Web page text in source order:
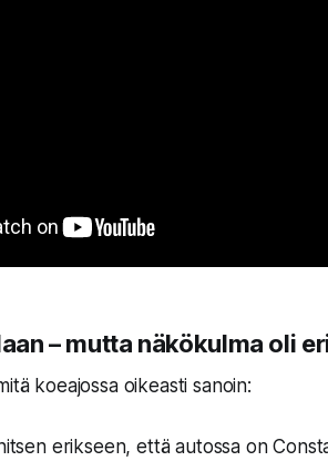
– mutta näkökulma oli
koeajossa oikeasti sanoin:
erikseen, että autossa on